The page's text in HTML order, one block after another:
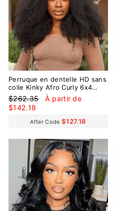
Perruque en dentelle HD sans
colle Kinky Afro Curly 6x4
Wear Go Pre-Everything
Prix
régulier
$262.35
Prix
À partir de
$142.18
After Code $127.18